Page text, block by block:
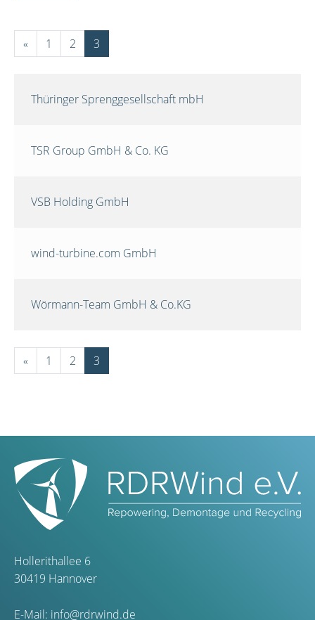
« 1 2 3
Thüringer Sprenggesellschaft mbH
TSR Group GmbH & Co. KG
VSB Holding GmbH
wind-turbine.com GmbH
Wörmann-Team GmbH & Co.KG
« 1 2 3
Hollerithallee 6
30419 Hannover
E-Mail: info@rdrwind.de